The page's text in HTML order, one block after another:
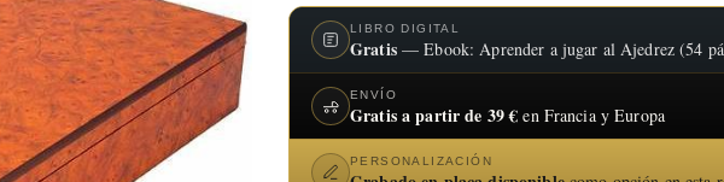
LIBRO DIGITAL
Gratis— Ebook: Aprender a jugar al Ajedrez (54
ENVÍO
Gratis a partir de 39 € en Francia y Europa
PERSONALIZACIÓN